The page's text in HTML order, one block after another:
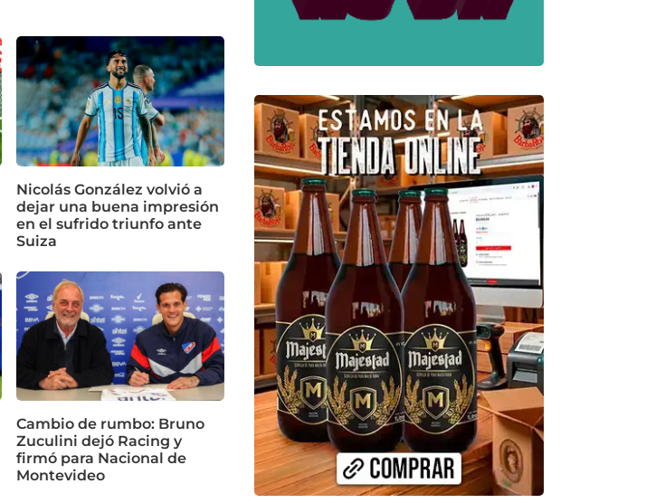
Nicolás González volvió a
dejar una buena impresión
en el sufrido triunfo ante
Suiza
Cambio de rumbo: Bruno
Zuculini dejó Racing y
firmó para Nacional de
Montevideo